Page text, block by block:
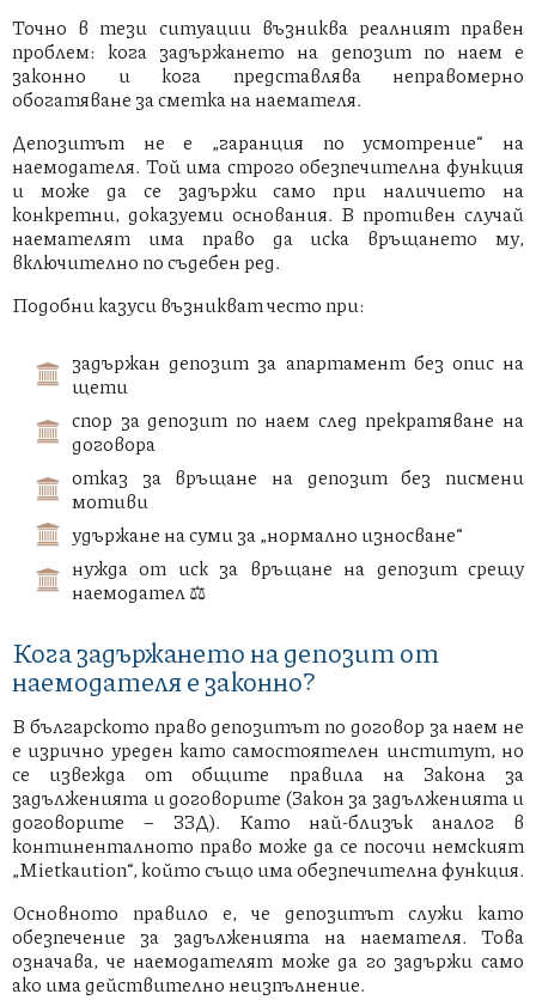
Точно в тези ситуации възниква реалният правен
проблем: кога задържането на депозит по наем е
законно и кога представлява неправомерно
обогатяване за сметка на наемателя.
Депозитът не е „гаранция по усмотрение“ на
наемодателя. Той има строго обезпечителна функция
и може да се задържи само при наличието на
конкретни, доказуеми основания. В противен случай
наемателят има право да иска връщането му,
включително по съдебен ред.
Подобни казуси възникват често при:
задържан депозит за апартамент без опис на
щети
спор за депозит по наем след прекратяване на
договора
отказ за връщане на депозит без писмени
мотиви
удържане на суми за „нормално износване“
нужда от иск за връщане на депозит срещу
наемодател ⚖️
Кога задържането на депозит от
наемодателя е законно?
В българското право депозитът по договор за наем не
е изрично уреден като самостоятелен институт, но
се извежда от общите правила на Закона за
задълженията и договорите (Закон за задълженията и
договорите – ЗЗД). Като най-близък аналог в
континенталното право може да се посочи немският
„Mietkaution“, който също има обезпечителна функция.
Основното правило е, че депозитът служи като
обезпечение за задълженията на наемателя. Това
означава, че наемодателят може да го задържи само
ако има действително неизпълнение.